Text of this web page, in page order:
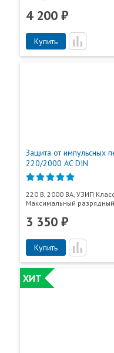
4 200 ₽
Купить
Защита от импульсных
220/2000 AC DIN
220 В, 2000 ВА, УЗИП
Максимальный разрядный
3 350 ₽
Купить
ХИТ